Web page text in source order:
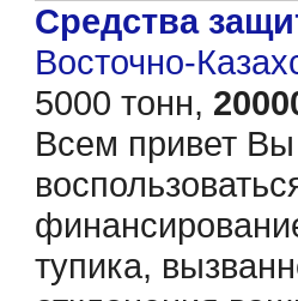
Средства
Восточно-
5000 тонн,
Всем привет Вы
тупика,